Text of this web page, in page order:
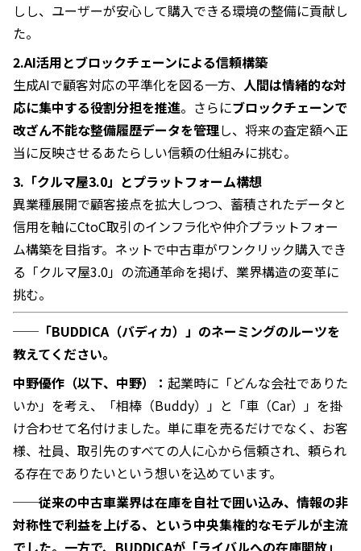
しし、ユーザーが安心して購入できる環境の整備に貢献し
た。
2.AI活用とブロックチェーンによる信頼構築
生成AIで顧客対応の平準化を図る一方、 人間は情緒的な対
応に集中する役割分担を推進。さらにブロックチェーンで
改ざん不能な整備履歴データを管理し、将来の査定額へ正
当に反映させるあたらしい信頼の仕組みに挑む。
3.「クルマ屋3.0」とプラットフォーム構想
異業種展開で顧客接点を拡大しつつ、蓄積されたデータと
信用を軸にCtoC取引のインフラ化や仲介プラットフォー
ム構築を目指す。ネットで中古車がワンクリック購入でき
る「クルマ屋3.0」の流通革命を掲げ、業界構造の変革に
挑む。
──「BUDDICA（バディカ）」のネーミングのルーツを
教えてください。
中野優作（以下、中野）： 起業時に「どんな会社でありた
いか」を考え、「相棒（Buddy）」と「車（Car）」を掛
け合わせて名付けました。単に車を売るだけでなく、お客
様、社員、取引先のすべての人に心から信頼され、頼られ
る存在でありたいという想いを込めています。
──従来の中古車業界は在庫を自社で囲い込み、情報の非
対称性で利益を上げる、という中央集権的なモデルが主流